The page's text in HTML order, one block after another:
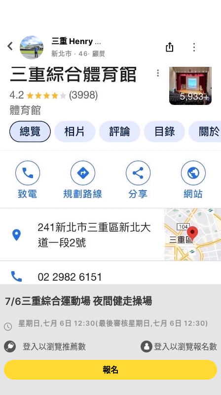
三重 Henry 豪哥
新北市 ‧ 46‧ 顧問
7/6三重綜合運動場 夜間健走操場
星期日,七月 6日 12:30(最後審核星期日,七月 6日 12:30)
登入以瀏覽推薦數 登入以瀏覽報名數
報名